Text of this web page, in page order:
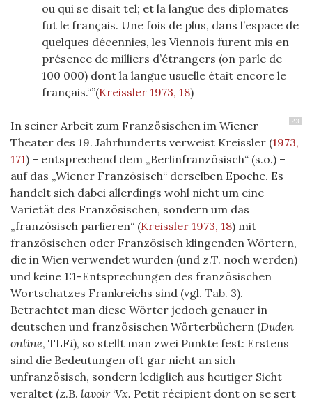
ou qui se disait tel; et la langue des diplomates
fut le français. Une fois de plus, dans l’espace de
quelques décennies, les Viennois furent mis en
présence de milliers d’étrangers (on parle de
100 000) dont la langue usuelle était encore le
français.“ (Kreissler 1973, 18)
23
In seiner Arbeit zum Französischen im Wiener
Theater des 19. Jahrhunderts verweist Kreissler (1973,
171) – entsprechend dem „Berlinfranzösisch“ (s.o.) –
auf das „Wiener Französisch“ derselben Epoche. Es
handelt sich dabei allerdings wohl nicht um eine
Varietät des Französischen, sondern um das
„französisch parlieren“ (Kreissler 1973, 18) mit
französischen oder Französisch klingenden Wörtern,
die in Wien verwendet wurden (und z.T. noch werden)
und keine 1:1-Entsprechungen des französischen
Wortschatzes Frankreichs sind (vgl. Tab. 3).
Betrachtet man diese Wörter jedoch genauer in
deutschen und französischen Wörterbüchern (Duden
online, TLFi), so stellt man zwei Punkte fest: Erstens
sind die Bedeutungen oft gar nicht an sich
unfranzösisch, sondern lediglich aus heutiger Sicht
veraltet (z.B. lavoir‘Vx. Petit récipient dont on se sert